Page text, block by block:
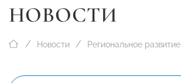
НОВОСТИ
Новости Региональное развитие